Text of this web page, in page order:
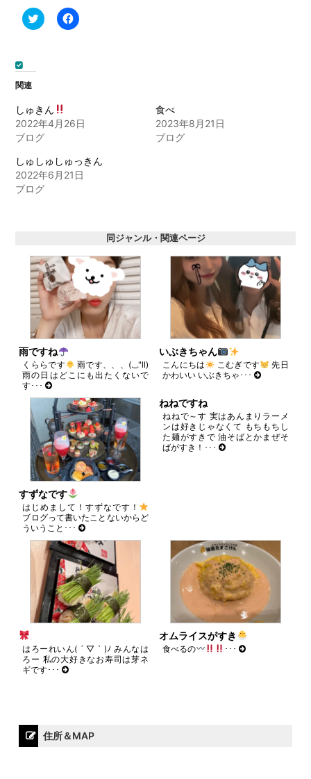
ク
リ
(新
し
い
ウ
ィ
ド
ウ
で
開
Facebook
で
し
さ
い
(新
開
き
す)
関連
しゅきん
2022年4月26日
ブログ
食べ
2023年8月21日
ブログ
しゅしゅしゅっきん
2022年6月21日
ブログ
同ジャンル・関連ページ
雨ですね
くららです
雨です、、、(._."ll)
雨の日はどこにも出たくないで
す･･･
いぶきちゃん
こんにちは こむぎです
先日
かわいい いぶきちゃ･･･
すずなです
はじめまして！すずなです！
ブログって書いたことないからど
ういうこと･･･
ねねですね
ねねで～す 実はあんまりラーメ
ンは好きじゃなくて もちもちし
た麺がすきで 油そばとかまぜそ
ばがすき！･･･
はろーれいん( ´ ▽ ` )ﾉ みんなは
ろー 私の大好きなお寿司は芽ネ
ギです･･･
オムライスがすき
食べるの ･･･
住所＆MAP